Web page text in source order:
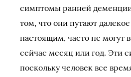
симптомы ранней
том, что они путают
настоящим, часто не могут
сейчас месяц или год. Эти
поскольку человек все